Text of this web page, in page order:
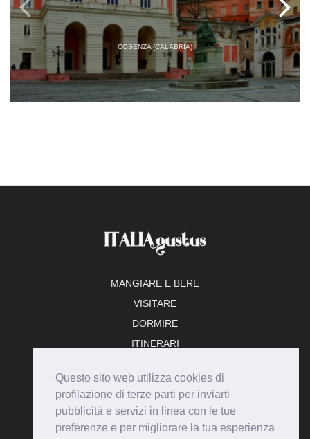
Questo sito web utilizza cookies di
profilazione di terze parti per inviarti
pubblicità e servizi in linea con le tue
preferenze e per migliorare la tua esperienza
COSENZA (CALABRIA)
MANGIARE E BERE
VISITARE
DORMIRE
ITINERARI
ADERISCI